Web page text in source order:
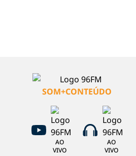
SOM+CONTEÚDO
AO
VIVO
AO
VIVO